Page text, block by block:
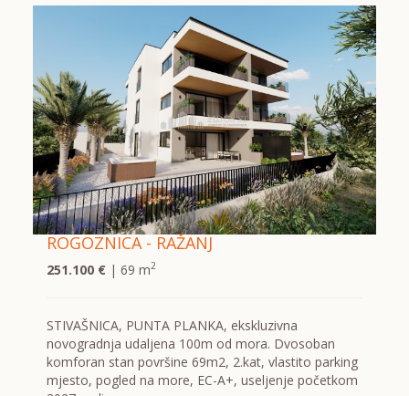
ROGOZNICA - RAŽANJ
251.100 €| 69 m2
STIVAŠNICA, PUNTA PLANKA, ekskluzivna
novogradnja udaljena 100m od mora. Dvosoban
komforan stan površine 69m2, 2.kat, vlastito parking
mjesto, pogled na more, EC-A+, useljenje početkom